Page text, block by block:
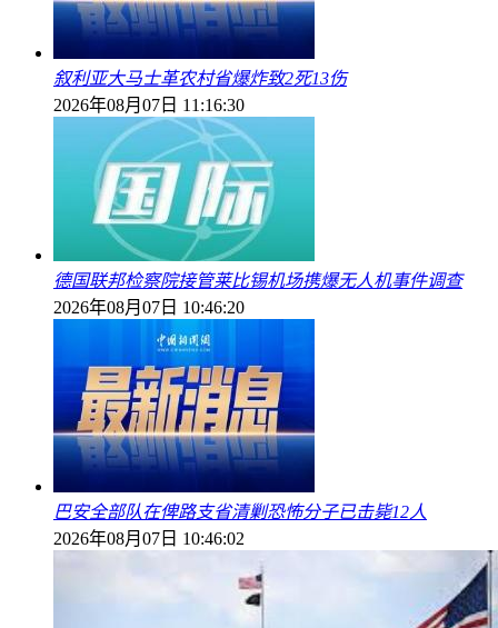
叙利亚大马士革农村省爆炸致2死13伤
2026年08月07日 11:16:30
德国联邦检察院接管莱比锡机场携爆无人机事件调查
2026年08月07日 10:46:20
巴安全部队在俾路支省清剿恐怖分子已击毙12人
2026年08月07日 10:46:02